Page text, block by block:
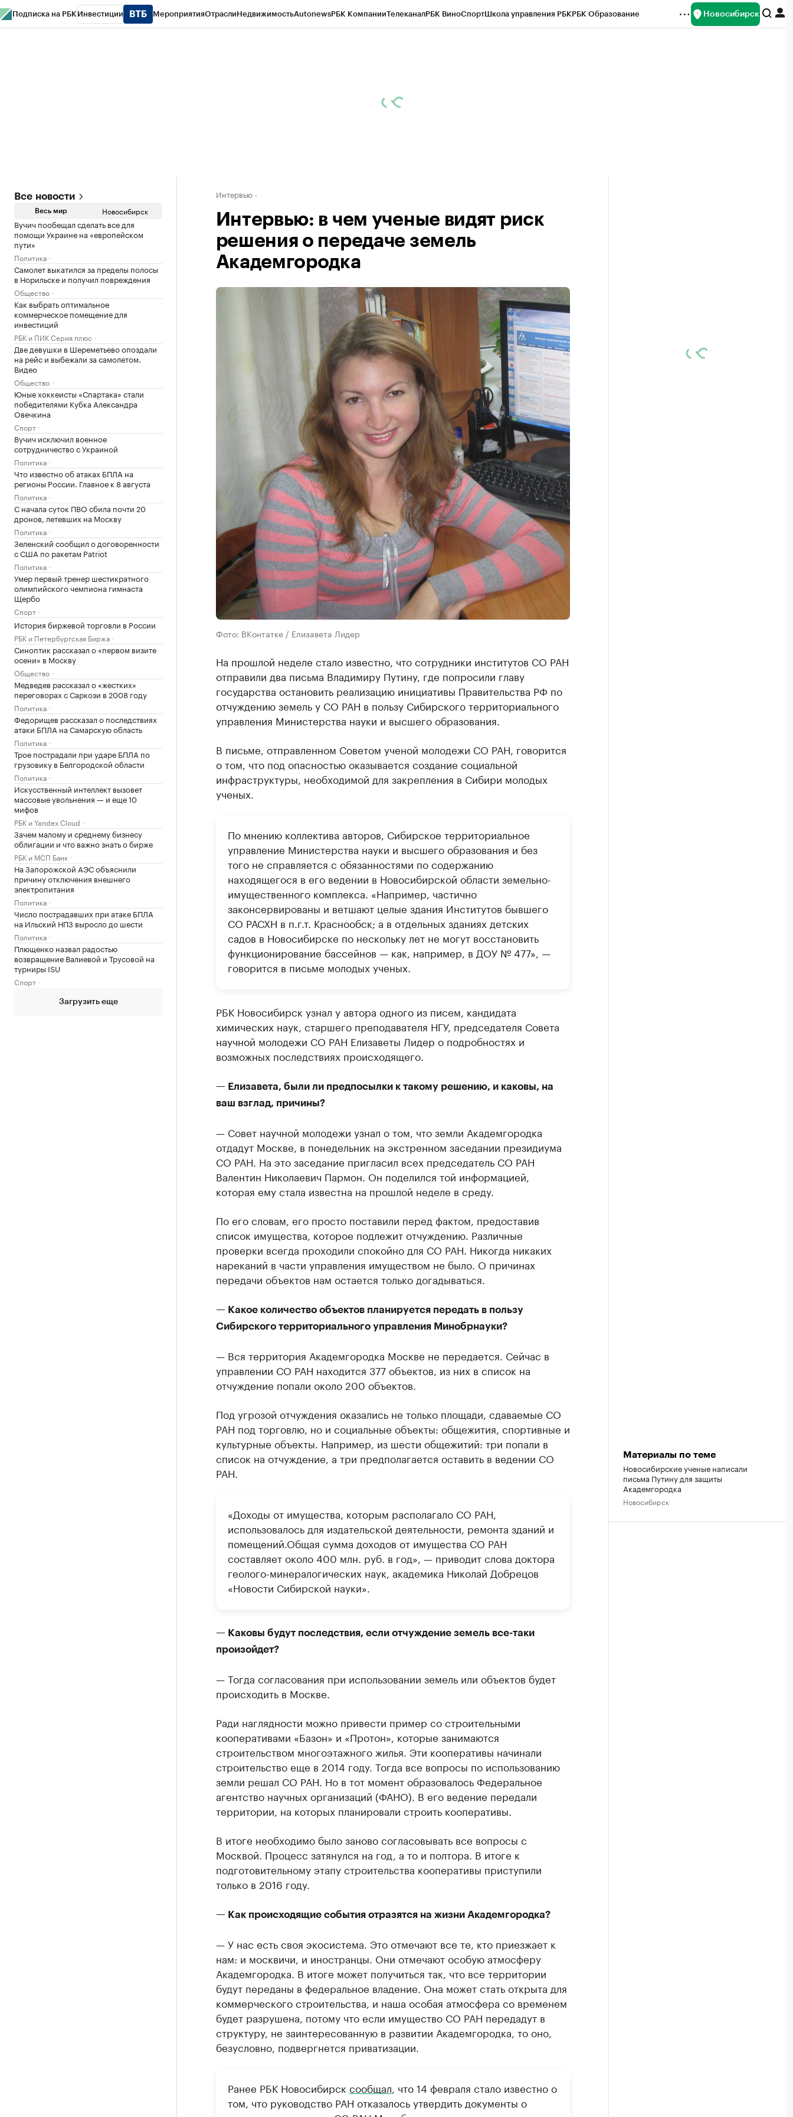
Подписка на РБК Инвестиции МероприятияОтраслиНедвижимостьAutonewsРБК КомпанииТелеканалРБК ВиноСпортШкола управления РБКРБК Образование Новосибирск
Все новости
Весь мир Новосибирск
Вучич пообещал сделать все для
помощи Украине на «европейском
пути»
Политика
Самолет выкатился за пределы полосы
в Норильске и получил повреждения
Общество
Как выбрать оптимальное
коммерческое помещение для
инвестиций
РБК и ПИК Серия плюс
Две девушки в Шереметьево опоздали
на рейс и выбежали за самолетом.
Видео
Общество
Юные хоккеисты «Спартака» стали
победителями Кубка Александра
Овечкина
Спорт
Вучич исключил военное
сотрудничество с Украиной
Политика
Что известно об атаках БПЛА на
регионы России. Главное к 8 августа
Политика
С начала суток ПВО сбила почти 20
дронов, летевших на Москву
Политика
Зеленский сообщил о договоренности
с США по ракетам Patriot
Политика
Умер первый тренер шестикратного
олимпийского чемпиона гимнаста
Щербо
Спорт
История биржевой торговли в России
РБК и Петербургская Биржа
Синоптик рассказал о «первом визите
осени» в Москву
Общество
Медведев рассказал о «жестких»
переговорах с Саркози в 2008 году
Политика
Федорищев рассказал о последствиях
атаки БПЛА на Самарскую область
Политика
Трое пострадали при ударе БПЛА по
грузовику в Белгородской области
Политика
Искусственный интеллект вызовет
массовые увольнения — и еще 10
мифов
РБК и Yandex Cloud
Зачем малому и среднему бизнесу
облигации и что важно знать о бирже
РБК и МСП Банк
На Запорожской АЭС объяснили
причину отключения внешнего
электропитания
Политика
Число пострадавших при атаке БПЛА
на Ильский НПЗ выросло до шести
Политика
Плющенко назвал радостью
возвращение Валиевой и Трусовой на
турниры ISU
Спорт
Загрузить еще
Интервью
Интервью: в чем ученые видят риск
решения о передаче земель
Академгородка
Фото: ВКонтатке / Елизавета Лидер
На прошлой неделе стало известно, что сотрудники институтов СО РАН
отправили два письма Владимиру Путину, где попросили главу
государства остановить реализацию инициативы Правительства РФ по
отчуждению земель у СО РАН в пользу Сибирского территориального
управления Министерства науки и высшего образования.
В письме, отправленном Советом ученой молодежи СО РАН, говорится
о том, что под опасностью оказывается создание социальной
инфраструктуры, необходимой для закрепления в Сибири молодых
ученых.
По мнению коллектива авторов, Сибирское территориальное
управление Министерства науки и высшего образования и без
того не справляется с обязанностями по содержанию
находящегося в его ведении в Новосибирской области земельно-
имущественного комплекса. «Например, частично
законсервированы и ветшают целые здания Институтов бывшего
СО РАСХН в п.г.т. Краснообск; а в отдельных зданиях детских
садов в Новосибирске по нескольку лет не могут восстановить
функционирование бассейнов — как, например, в ДОУ № 477», —
говорится в письме молодых ученых.
РБК Новосибирск узнал у автора одного из писем, кандидата
химических наук, старшего преподавателя НГУ, председателя Совета
научной молодежи СО РАН Елизаветы Лидер о подробностях и
возможных последствиях происходящего.
— Елизавета, были ли предпосылки к такому решению, и каковы, на
ваш взглад, причины?
— Совет научной молодежи узнал о том, что земли Академгородка
отдадут Москве, в понедельник на экстренном заседании президиума
СО РАН. На это заседание пригласил всех председатель СО РАН
Валентин Николаевич Пармон. Он поделился той информацией,
которая ему стала известна на прошлой неделе в среду.
По его словам, его просто поставили перед фактом, предоставив
список имущества, которое подлежит отчуждению. Различные
проверки всегда проходили спокойно для СО РАН. Никогда никаких
нареканий в части управления имуществом не было. О причинах
передачи объектов нам остается только догадываться.
— Какое количество объектов планируется передать в пользу
Сибирского территориального управления Минобрнауки?
— Вся территория Академгородка Москве не передается. Сейчас в
управлении СО РАН находится 377 объектов, из них в список на
отчуждение попали около 200 объектов.
Под угрозой отчуждения оказались не только площади, сдаваемые СО
РАН под торговлю, но и социальные объекты: общежития, спортивные и
культурные объекты. Например, из шести общежитий: три попали в
список на отчуждение, а три предполагается оставить в ведении СО
РАН.
«Доходы от имущества, которым располагало СО РАН,
использовалось для издательской деятельности, ремонта зданий и
помещений.Общая сумма доходов от имущества СО РАН
составляет около 400 млн. руб. в год», — приводит слова доктора
геолого-минералогических наук, академика Николай Добрецов
«Новости Сибирской науки».
— Каковы будут последствия, если отчуждение земель все-таки
произойдет?
— Тогда согласования при использовании земель или объектов будет
происходить в Москве.
Ради наглядности можно привести пример со строительными
кооперативами «Базон» и «Протон», которые занимаются
строительством многоэтажного жилья. Эти кооперативы начинали
строительство еще в 2014 году. Тогда все вопросы по использованию
земли решал СО РАН. Но в тот момент образовалось Федеральное
агентство научных организаций (ФАНО). В его ведение передали
территории, на которых планировали строить кооперативы.
В итоге необходимо было заново согласовывать все вопросы с
Москвой. Процесс затянулся на год, а то и полтора. В итоге к
подготовительному этапу строительства кооперативы приступили
только в 2016 году.
— Как происходящие события отразятся на жизни Академгородка?
— У нас есть своя экосистема. Это отмечают все те, кто приезжает к
нам: и москвичи, и иностранцы. Они отмечают особую атмосферу
Академгородка. В итоге может получиться так, что все территории
будут переданы в федеральное владение. Она может стать открыта для
коммерческого строительства, и наша особая атмосфера со временем
будет разрушена, потому что если имущество СО РАН передадут в
структуру, не заинтересованную в развитии Академгородка, то оно,
безусловно, подвергнется приватизации.
Ранее РБК Новосибирск сообщал , что 14 февраля стало известно о
том, что руководство РАН отказалось утвердить документы о
Материалы по теме
Новосибирские ученые написали
письма Путину для защиты
Академгородка
Новосибирск